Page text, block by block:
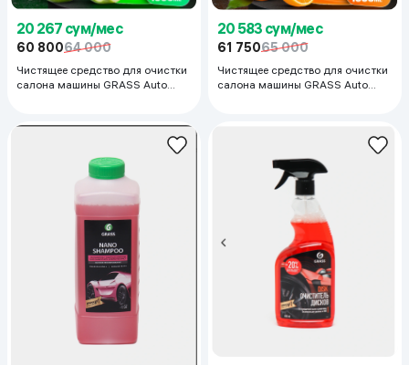
20 267 сум/мес
60 80064 000
Чистящее средство для очистки
салона машины GRASS Auto
20 583 сум/мес
61 75065 000
Чистящее средство для очистки
салона машины GRASS Auto